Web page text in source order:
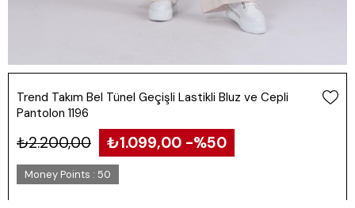
Trend Takım Bel Tünel Geçişli Lastikli Bluz ve Cepli
Pantolon 1196
₺2.200,00 ₺1.099,00 50
Money Points : 50